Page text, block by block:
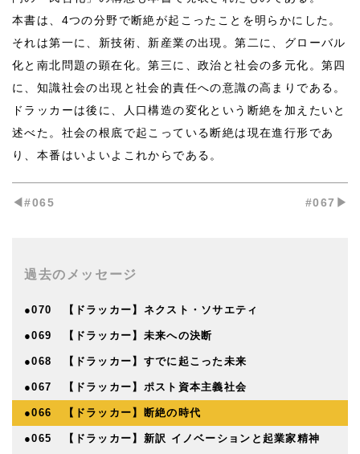
本書は、4つの分野で断絶が起こったことを明らかにした。
それは第一に、新技術、新産業の出現。第二に、グローバル
化と南北問題の顕在化。第三に、政治と社会の多元化。第四
に、知識社会の出現と社会的責任への意識の高まりである。
ドラッカーは後に、人口構造の変化という断絶を加えたいと
述べた。社会の根底で起こっている断絶は現在進行形であ
り、本番はいよいよこれからである。
◀︎#065 #067▶︎
過去のメッセージ
●070 【ドラッカー】ネクスト・ソサエティ
●069 【ドラッカー】未来への決断
●068 【ドラッカー】すでに起こった未来
●067 【ドラッカー】ポスト資本主義社会
●066 【ドラッカー】断絶の時代
●065 【ドラッカー】新訳 イノベーションと起業家精神